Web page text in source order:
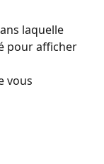
laquelle
pour afficher
vous